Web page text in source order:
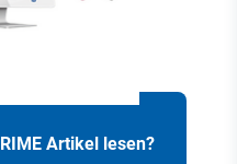
Artikel lesen?